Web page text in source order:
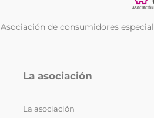
Asociación de consumidores
La asociación
La asociación